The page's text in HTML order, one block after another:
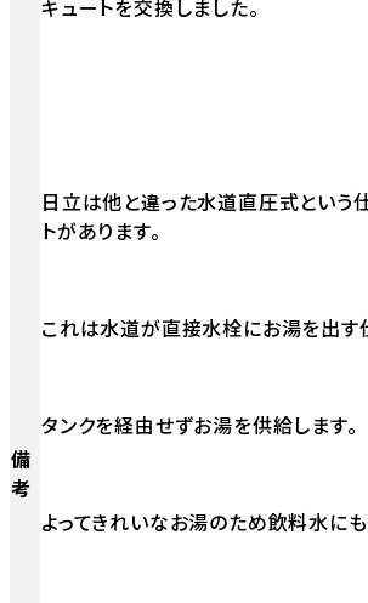
備
考
キュートを交換しました。
日立は他と違った水道直圧式という
トがあります。
これは水道が直接水栓にお湯を出す
タンクを経由せずお湯を供給します。
よってきれいなお湯のため飲料水に